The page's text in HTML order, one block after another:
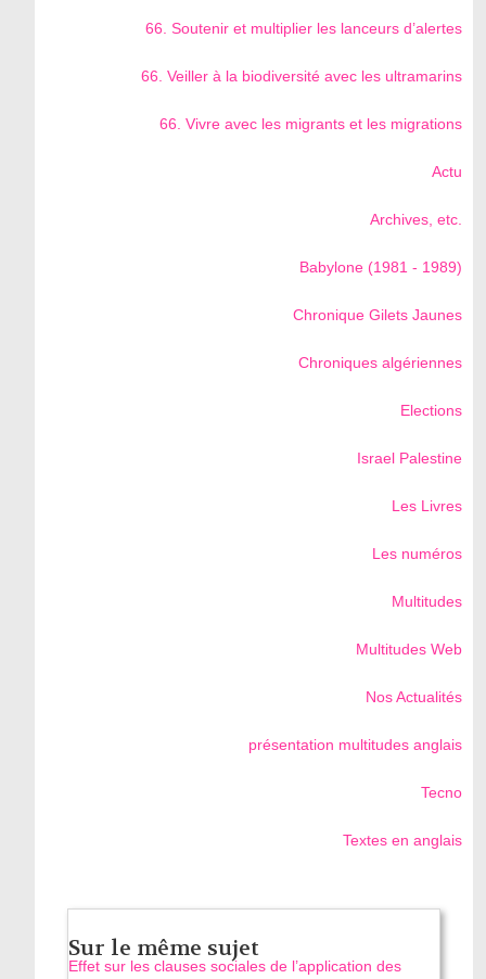
66. Soutenir et multiplier les lanceurs d’alertes
66. Veiller à la biodiversité avec les ultramarins
66. Vivre avec les migrants et les migrations
Actu
Archives, etc.
Babylone (1981 - 1989)
Chronique Gilets Jaunes
Chroniques algériennes
Elections
Israel Palestine
Les Livres
Les numéros
Multitudes
Multitudes Web
Nos Actualités
présentation multitudes anglais
Tecno
Textes en anglais
Sur le même sujet
Effet sur les clauses sociales de l’application des